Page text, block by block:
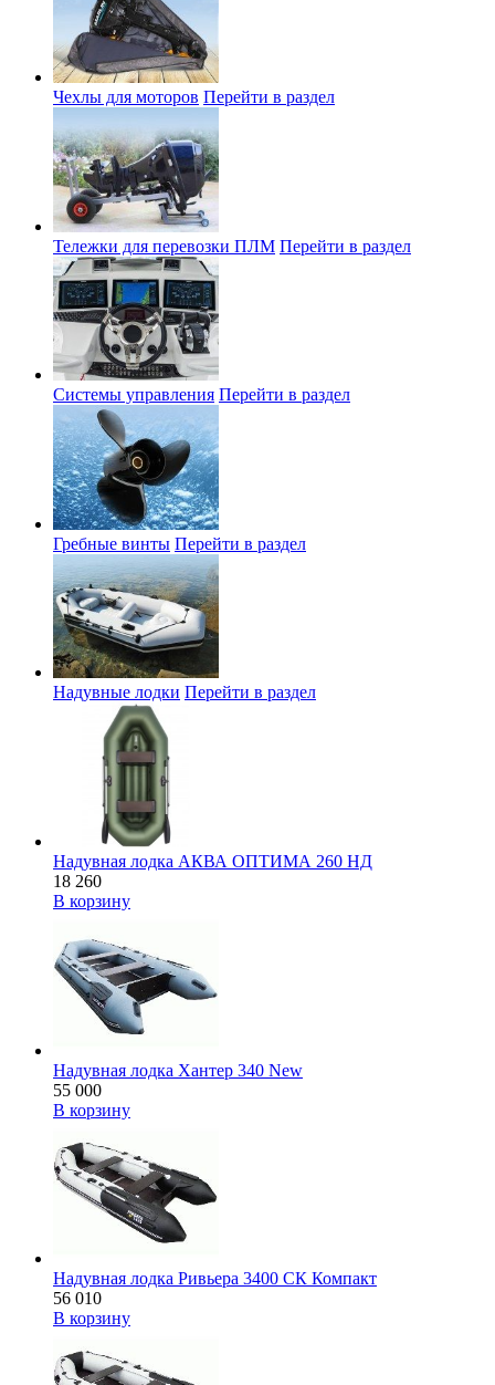
Чехлы для моторов Перейти в раздел
Тележки для перевозки ПЛМ Перейти в раздел
Системы управления Перейти в раздел
Гребные винты Перейти в раздел
Надувные лодки Перейти в раздел
Надувная лодка АКВА ОПТИМА 260 НД
18 260
В корзину
Надувная лодка Хантер 340 New
55 000
В корзину
Надувная лодка Ривьера 3400 СК Компакт
56 010
В корзину